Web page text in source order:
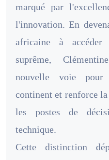
marqué par
l'innovation. En
africaine à
suprême,
nouvelle voie pour
continent et renforce
les postes de
technique.
Cette distinction